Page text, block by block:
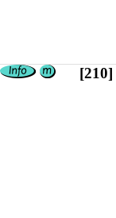
[210]